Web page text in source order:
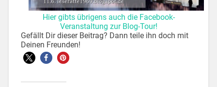
Hier gibts übrigens auch die Facebook-
Veranstaltung zur Blog-Tour!
Gefällt Dir dieser Beitrag? Dann teile ihn doch mit
Deinen Freunden!